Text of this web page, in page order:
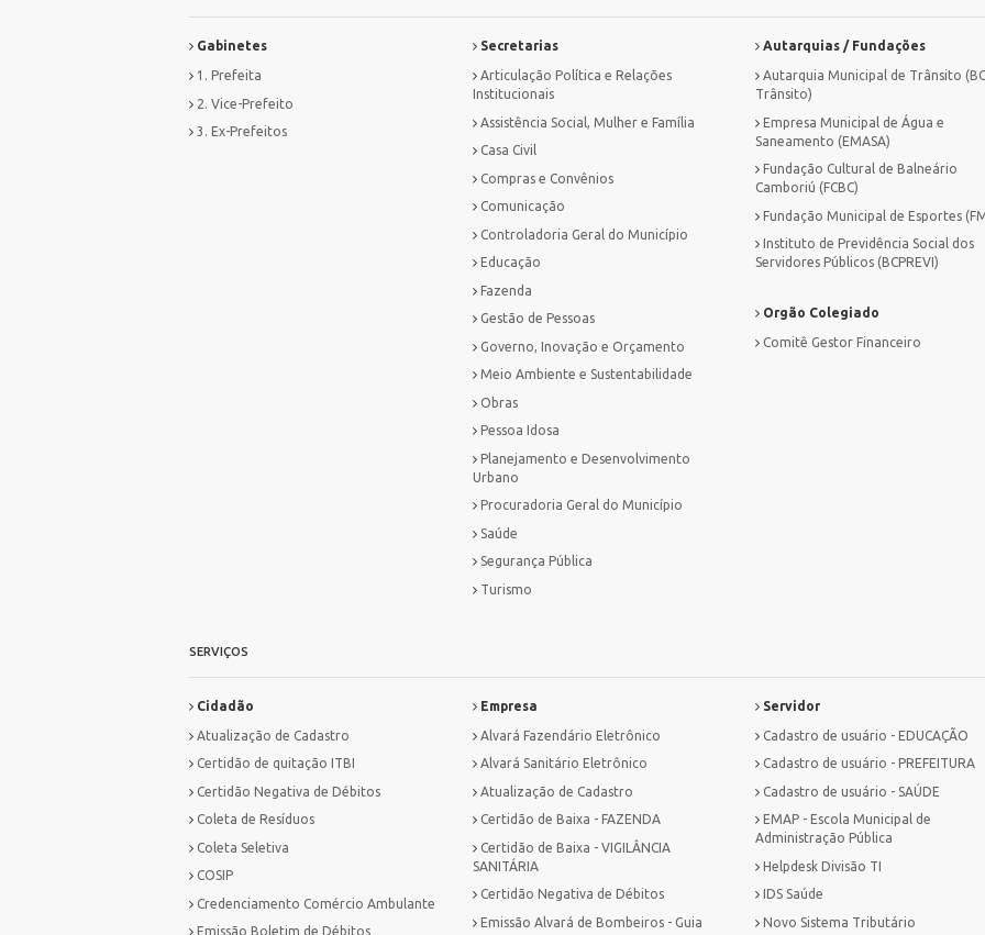
Gabinetes
1. Prefeita
2. Vice-Prefeito
3. Ex-Prefeitos
Secretarias
Articulação Política e Relações
Institucionais
Assistência Social, Mulher e Família
Casa Civil
Compras e Convênios
Comunicação
Controladoria Geral do Município
Educação
Fazenda
Gestão de Pessoas
Governo, Inovação e Orçamento
Meio Ambiente e Sustentabilidade
Obras
Pessoa Idosa
Planejamento e Desenvolvimento
Urbano
Procuradoria Geral do Município
Saúde
Segurança Pública
Turismo
Autarquias / Fundações
Autarquia Municipal de Trânsito (BC
Trânsito)
Empresa Municipal de Água e
Saneamento (EMASA)
Fundação Cultural de Balneário
Camboriú (FCBC)
Fundação Municipal de Esportes
Instituto de Previdência Social dos
Servidores Públicos (BCPREVI)
Orgão Colegiado
Comitê Gestor Financeiro
SERVIÇOS
Cidadão
Atualização de Cadastro
Certidão de quitação ITBI
Certidão Negativa de Débitos
Coleta de Resíduos
Coleta Seletiva
COSIP
Credenciamento Comércio Ambulante
Emissão Boletim de Débitos
Empresa
Alvará Fazendário Eletrônico
Alvará Sanitário Eletrônico
Atualização de Cadastro
Certidão de Baixa - FAZENDA
Certidão de Baixa - VIGILÂNCIA
SANITÁRIA
Certidão Negativa de Débitos
Emissão Alvará de Bombeiros - Guia
Servidor
Cadastro de usuário - EDUCAÇÃO
Cadastro de usuário - PREFEITURA
Cadastro de usuário - SAÚDE
EMAP - Escola Municipal de
Administração Pública
Helpdesk Divisão TI
IDS Saúde
Novo Sistema Tributário